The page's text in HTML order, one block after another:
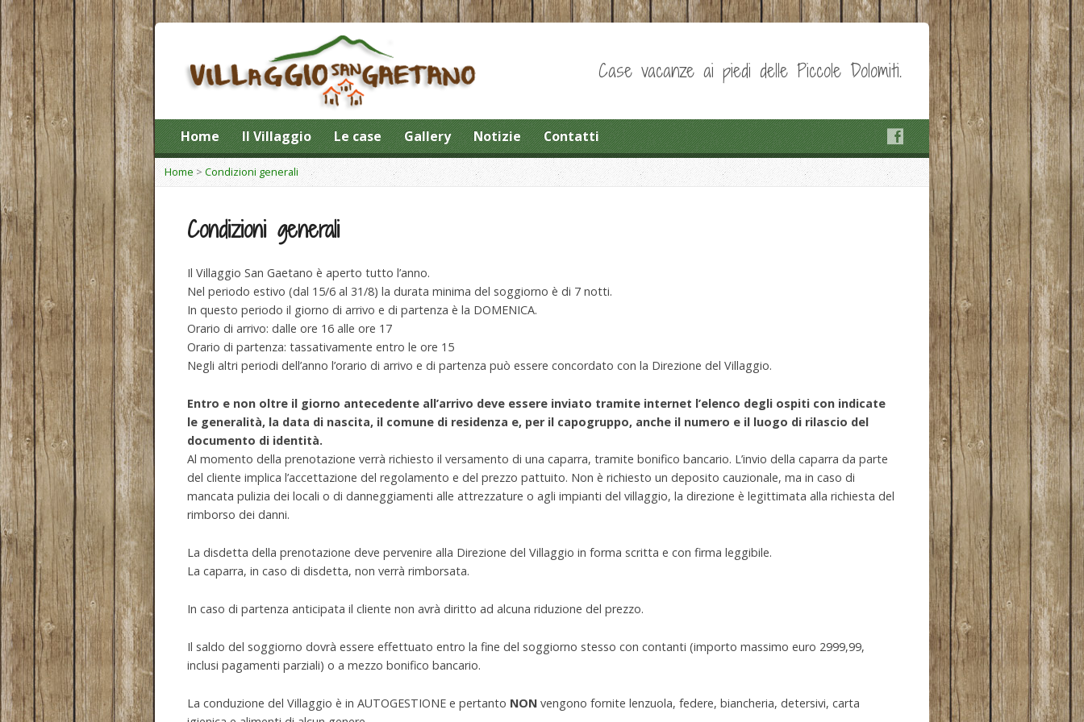
Case vacanze ai piedi delle Piccole Dolomiti.
Home Il Villaggio Le case Gallery Notizie Contatti
Home > Condizioni generali
Condizioni generali
Il Villaggio San Gaetano è aperto tutto l’anno.
Nel periodo estivo (dal 15/6 al 31/8) la durata minima del soggiorno è di 7 notti.
In questo periodo il giorno di arrivo e di partenza è la DOMENICA.
Orario di arrivo: dalle ore 16 alle ore 17
Orario di partenza: tassativamente entro le ore 15
Negli altri periodi dell’anno l’orario di arrivo e di partenza può essere concordato con la Direzione del Villaggio.
Entro e non oltre il giorno antecedente all’arrivo deve essere inviato tramite internet l’elenco degli ospiti con indicate
le generalità, la data di nascita, il comune di residenza e, per il capogruppo, anche il numero e il luogo di rilascio del
documento di identità.
Al momento della prenotazione verrà richiesto il versamento di una caparra, tramite bonifico bancario. L’invio della caparra da parte
del cliente implica l’accettazione del regolamento e del prezzo pattuito. Non è richiesto un deposito cauzionale, ma in caso di
mancata pulizia dei locali o di danneggiamenti alle attrezzature o agli impianti del villaggio, la direzione è legittimata alla richiesta del
rimborso dei danni.
La disdetta della prenotazione deve pervenire alla Direzione del Villaggio in forma scritta e con firma leggibile.
La caparra, in caso di disdetta, non verrà rimborsata.
In caso di partenza anticipata il cliente non avrà diritto ad alcuna riduzione del prezzo.
Il saldo del soggiorno dovrà essere effettuato entro la fine del soggiorno stesso con contanti (importo massimo euro 2999,99,
inclusi pagamenti parziali) o a mezzo bonifico bancario.
La conduzione del Villaggio è in AUTOGESTIONE e pertanto NON vengono fornite lenzuola, federe, biancheria, detersivi, carta